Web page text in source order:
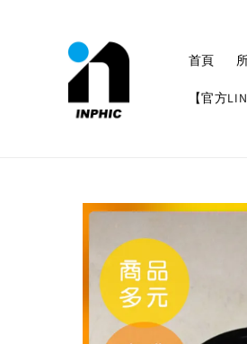
首頁
【官方